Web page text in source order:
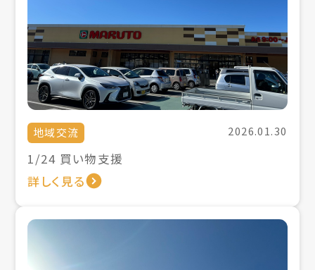
地域交流 2026.01.30
1/24 買い物支援
詳しく見る